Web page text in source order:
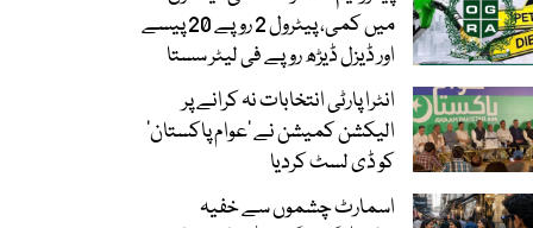
میں کمی، پیٹرول 2 روپے 20 پیسے
اور ڈیزل ڈیڑھ روپے فی لیٹر سستا
انٹرا پارٹی انتخابات نہ کرانے پر
الیکشن کمیشن نے ’عوام پاکستان‘
کو ڈی لسٹ کردیا
اسمارٹ چشموں سے خفیہ